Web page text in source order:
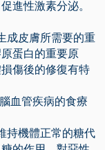
進性激素分泌。
成皮膚所需要的重
蛋白的重要原
傷後的修復有特
血管疾病的食療
持機體正常的糖代